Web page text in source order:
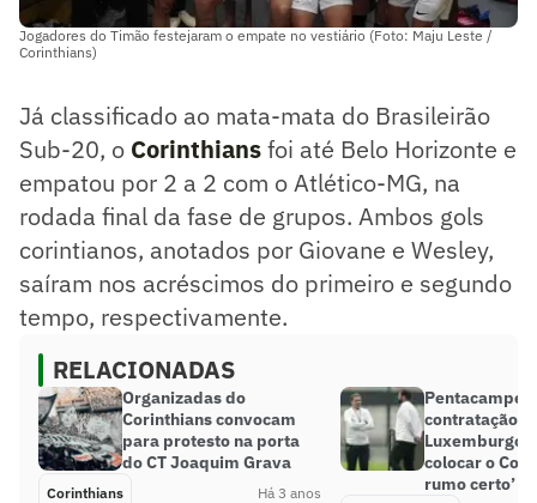
Jogadores do Timão festejaram o empate no vestiário (Foto: Maju Leste /
Corinthians)
Já classificado ao mata-mata do Brasileirão
Sub-20, o Corinthiansfoi até Belo Horizonte e
empatou por 2 a 2 com o Atlético-MG, na
rodada final da fase de grupos. Ambos gols
corintianos, anotados por Giovane e Wesley,
saíram nos acréscimos do primeiro e segundo
tempo, respectivamente.
RELACIONADAS
Organizadas do
Corinthians convocam
para protesto na porta
do CT Joaquim Grava
Corinthians Há 3 anos
contratação
Luxemburgo:
colocar o
rumo certo’